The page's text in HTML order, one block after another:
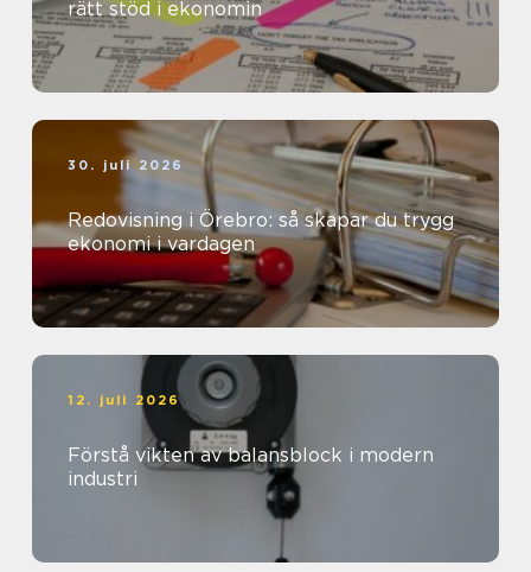
rätt stöd i ekonomin
30. juli 2026
Redovisning i Örebro: så skapar du trygg
ekonomi i vardagen
12. juli 2026
Förstå vikten av balansblock i modern
industri